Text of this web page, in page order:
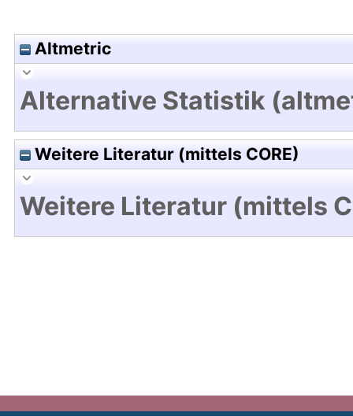
Altmetric
Alternative Statistik
Weitere Literatur (mittels CORE)
Weitere Literatur (mittels